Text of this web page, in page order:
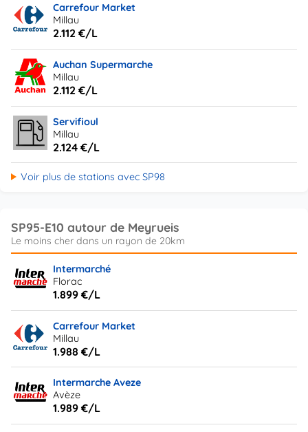
Carrefour Market
Millau
2.112 €/L
Auchan Supermarche
Millau
2.112 €/L
Servifioul
Millau
2.124 €/L
Voir plus de stations avec SP98
SP95-E10 autour de Meyrueis
Intermarché
Florac
1.899 €/L
Carrefour Market
Millau
1.988 €/L
Intermarche Aveze
Avèze
1.989 €/L